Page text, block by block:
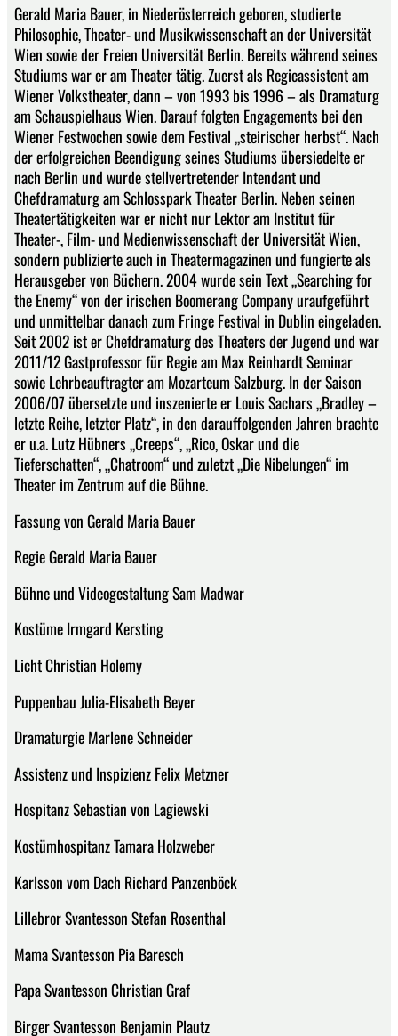
Gerald Maria Bauer, in Niederösterreich geboren, studierte
Philosophie, Theater- und Musikwissenschaft an der Universität
Wien sowie der Freien Universität Berlin. Bereits während seines
Studiums war er am Theater tätig. Zuerst als Regieassistent am
Wiener Volkstheater, dann – von 1993 bis 1996 – als Dramaturg
am Schauspielhaus Wien. Darauf folgten Engagements bei den
Wiener Festwochen sowie dem Festival „steirischer herbst“. Nach
der erfolgreichen Beendigung seines Studiums übersiedelte er
nach Berlin und wurde stellvertretender Intendant und
Chefdramaturg am Schlosspark Theater Berlin. Neben seinen
Theatertätigkeiten war er nicht nur Lektor am Institut für
Theater-, Film- und Medienwissenschaft der Universität Wien,
sondern publizierte auch in Theatermagazinen und fungierte als
Herausgeber von Büchern. 2004 wurde sein Text „Searching for
the Enemy“ von der irischen Boomerang Company uraufgeführt
und unmittelbar danach zum Fringe Festival in Dublin eingeladen.
Seit 2002 ist er Chefdramaturg des Theaters der Jugend und war
2011/12 Gastprofessor für Regie am Max Reinhardt Seminar
sowie Lehrbeauftragter am Mozarteum Salzburg. In der Saison
2006/07 übersetzte und inszenierte er Louis Sachars „Bradley –
letzte Reihe, letzter Platz“, in den darauffolgenden Jahren brachte
er u.a. Lutz Hübners „Creeps“, „Rico, Oskar und die
Tieferschatten“, „Chatroom“ und zuletzt „Die Nibelungen“ im
Theater im Zentrum auf die Bühne.
Fassung von Gerald Maria Bauer
Regie Gerald Maria Bauer
Bühne und Videogestaltung Sam Madwar
Kostüme Irmgard Kersting
Licht Christian Holemy
Puppenbau Julia-Elisabeth Beyer
Dramaturgie Marlene Schneider
Assistenz und Inspizienz Felix Metzner
Hospitanz Sebastian von Lagiewski
Kostümhospitanz Tamara Holzweber
Karlsson vom Dach Richard Panzenböck
Lillebror Svantesson Stefan Rosenthal
Mama Svantesson Pia Baresch
Papa Svantesson Christian Graf
Birger Svantesson Benjamin Plautz